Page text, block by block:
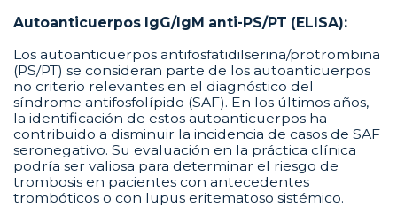
Autoanticuerpos IgG/IgM anti-PS/PT (ELISA):
Los autoanticuerpos antifosfatidilserina/protrombina
(PS/PT) se consideran parte de los autoanticuerpos
no criterio relevantes en el diagnóstico del
síndrome antifosfolípido (SAF). En los últimos años,
la identificación de estos autoanticuerpos ha
contribuido a disminuir la incidencia de casos de SAF
seronegativo. Su evaluación en la práctica clínica
podría ser valiosa para determinar el riesgo de
trombosis en pacientes con antecedentes
trombóticos o con lupus eritematoso sistémico.